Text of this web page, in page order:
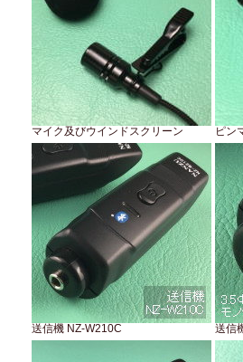
マイク及びウインドスクリーン ピン
送信機 NZ-W210C 送信